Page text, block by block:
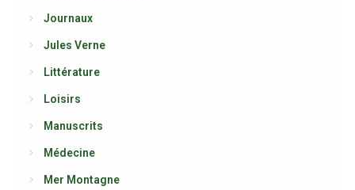
Journaux
Jules Verne
Littérature
Loisirs
Manuscrits
Médecine
Mer Montagne